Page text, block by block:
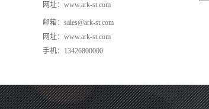
网址：www.ark-st.com
邮箱：sales@ark-st.com
网址：www.ark-st.com
手机：13426800000